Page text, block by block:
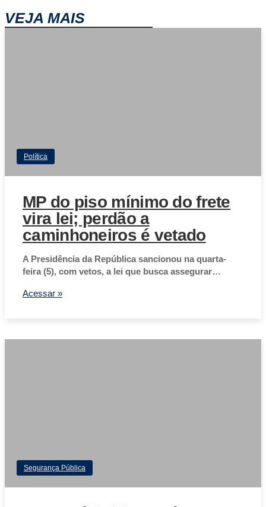
VEJA MAIS
Política
MP do piso mínimo do frete
vira lei; perdão a
caminhoneiros é vetado
A Presidência da República sancionou na quarta-
feira (5), com vetos, a lei que busca assegurar…
Acessar »
Segurança Pública